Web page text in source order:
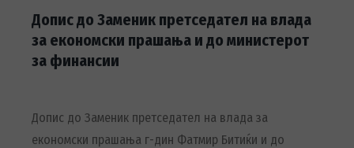
Допис до Заменик претседател на влада
за економски прашања и до министерот
за финансии
Допис до Заменик претседател на влада за
економски прашања г-дин Фатмир Битиќи и до